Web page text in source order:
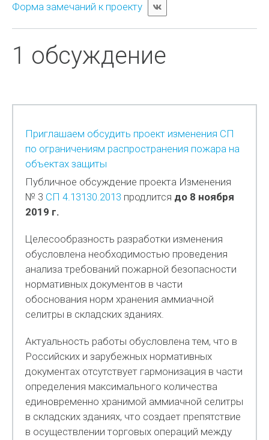
Форма замечаний к проекту
1 обсуждение
Приглашаем обсудить проект изменения СП
по ограничениям распространения пожара на
объектах защиты
Публичное обсуждение проекта Изменения
№ 3 СП 4.13130.2013 продлится до 8 ноября
2019 г.
Целесообразность разработки изменения
обусловлена необходимостью проведения
анализа требований пожарной безопасности
нормативных документов в части
обоснования норм хранения аммиачной
селитры в складских зданиях.
Актуальность работы обусловлена тем, что в
Российских и зарубежных нормативных
документах отсутствует гармонизация в части
определения максимального количества
единовременно хранимой аммиачной селитры
в складских зданиях, что создает препятствие
в осуществлении торговых операций между